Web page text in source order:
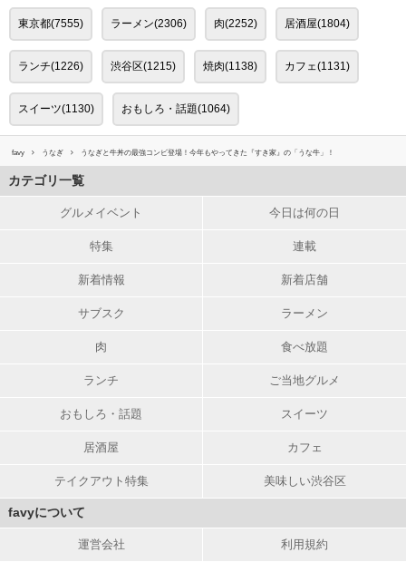
東京都(7555) ラーメン(2306) 肉(2252) 居酒屋(1804)
ランチ(1226) 渋谷区(1215) 焼肉(1138) カフェ(1131)
スイーツ(1130) おもしろ・話題(1064)
favy うなぎ うなぎと牛丼の最強コンビ登場！今年もやってきた『すき家』の「うな牛」！
カテゴリ一覧
グルメイベント 今日は何の日
特集 連載
新着情報 新着店舗
サブスク ラーメン
肉 食べ放題
ランチ ご当地グルメ
おもしろ・話題 スイーツ
居酒屋 カフェ
テイクアウト特集 美味しい渋谷区
favyについて
運営会社 利用規約